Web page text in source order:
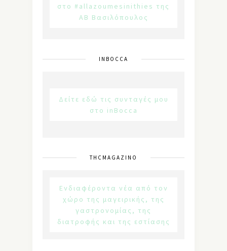
στο #allazoumesinithies της
ΑΒ Βασιλόπουλος
INBOCCA
Δείτε εδώ τις συνταγές μου
στο inBocca
THCMAGAZINO
Ενδιαφέροντα νέα από τον
χώρο της μαγειρικής, της
γαστρονομίας, της
διατροφής και της εστίασης